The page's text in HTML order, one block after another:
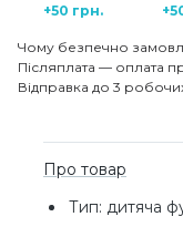
+50 грн.
Чому безпечно
Післяплата — оплата
Відправка до 3
Про товар
Тип: дитяча